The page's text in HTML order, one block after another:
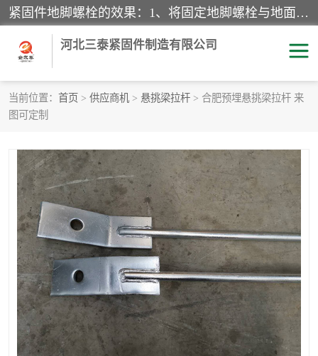
紧固件地脚螺栓的效果：1、将固定地脚螺栓与地面用水泥等物品灌溉在一起，可用来固定较小振荡和冲击的设备。2、活动地脚是一种可拆卸的地脚螺栓，可以固定有激烈振荡和冲击的大型机器设备。3、胀锚地脚螺栓用于固定比较简略且重量轻的设备，辅佐设备长期处于静止状态下。4、粘接地脚螺栓为一种使用广泛且常见的设备，它也是用来固定简略设备的小件。
河北三泰紧固件制造有限公司
当前位置： 首页 > 供应商机 > 悬挑梁拉杆 > 合肥预埋悬挑梁拉杆 来
图可定制
地脚螺栓
焊钉 拉杆
螺栓 悬挑梁拉杆
高强度